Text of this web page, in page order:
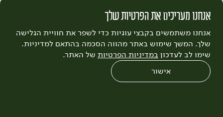
הוספה לסל הוספה לסל
אנחנו מעריכים את הפרטיות שלך
אנחנו משתמשים בקבצי עוגיות כדי לשפר את חוויית הגלישה
שלך. המשך שימוש באתר מהווה הסכמה בהתאם למדיניות.
שימו לב לעדכון במדיניות הפרטיות של האתר.
אישור